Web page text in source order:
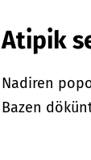
Atipik
Nadiren
Bazen